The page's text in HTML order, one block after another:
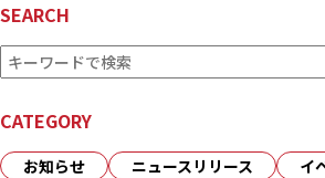
SEARCH
検
索
CATEGORY
お知らせ ニュースリリース イ